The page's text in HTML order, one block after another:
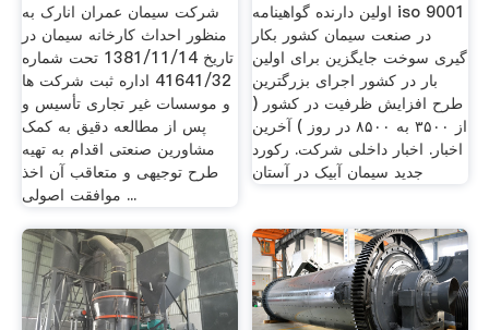
شرکت سیمان عمران انارک به
منظور احداث کارخانه سیمان در
تاریخ 1381/11/14 تحت شماره
41641/32 اداره ثبت شرکت ها
و موسسات غیر تجاری تأسیس و
پس از مطالعه دقیق به کمک
مشاورین صنعتی اقدام به تهیه
طرح توجیهی و متعاقب آن اخذ
موافقت اصولی ...
اولین دارنده گواهینامه iso 9001
در صنعت سیمان کشور بکار
گیری سوخت جایگزین برای اولین
بار در کشور اجرای بزرگترین
طرح افزایش ظرفیت در کشور (
از ۳۵۰۰ به ۸۵۰۰ در روز ) آخرین
اخبار. اخبار داخلی شرکت. رکورد
جدید سیمان آبیک در آستان